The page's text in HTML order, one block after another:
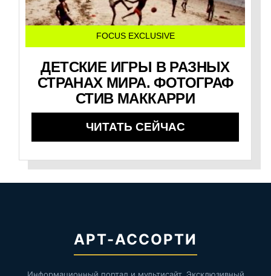
FOCUS EXCLUSIVE
ДЕТСКИЕ ИГРЫ В РАЗНЫХ
СТРАНАХ МИРА. ФОТОГРАФ
СТИВ МАККАРРИ
ЧИТАТЬ СЕЙЧАС
АРТ-АССОРТИ